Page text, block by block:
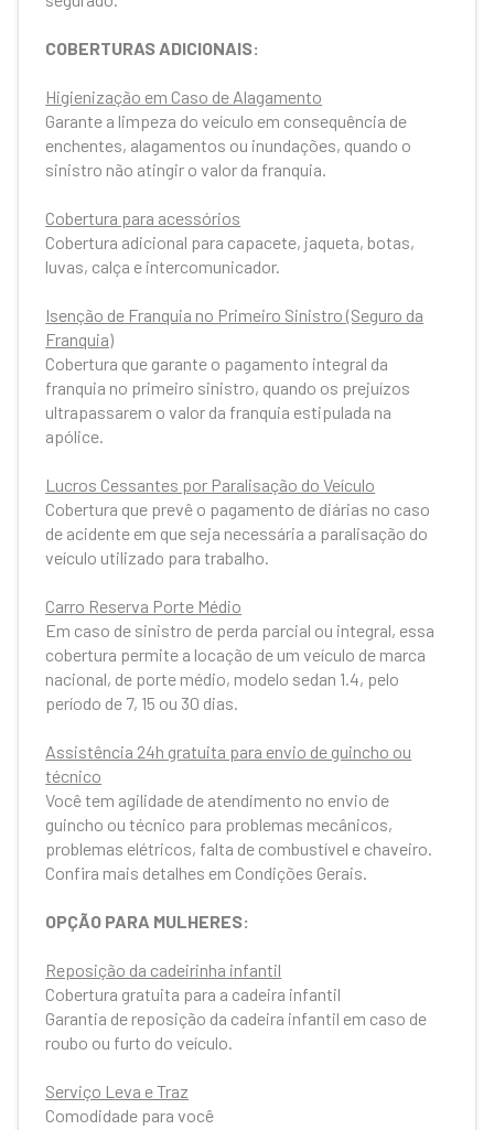
COBERTURAS ADICIONAIS:
Higienização em Caso de Alagamento
Garante a limpeza do veículo em consequência de
enchentes, alagamentos ou inundações, quando o
sinistro não atingir o valor da franquia.
Cobertura para acessórios​
Cobertura adicional para capacete, jaqueta, botas,
luvas, calça e intercomunicador.
Isenção de Franquia no Primeiro Sinistro (Seguro da
Franquia)
Cobertura que garante o pagamento integral da
franquia no primeiro sinistro, quando os prejuízos
ultrapassarem o valor da franquia estipulada na
apólice.
Lucros Cessantes por Paralisação do Veículo
Cobertura que prevê o pagamento de diárias no caso
de acidente em que seja necessária a paralisação do
veículo utilizado para trabalho.
Carro Reserva Porte Médio
Em caso de sinistro de perda parcial ou integral, essa
cobertura permite a locação de um veículo de marca
nacional, de porte médio, modelo sedan 1.4, pelo
período de 7, 15 ou 30 dias.
Assistência 24h gratuita para envio de guincho ou
técnico
Você tem agilidade de atendimento no envio de
guincho ou técnico para problemas mecânicos,
problemas elétricos, falta de combustível e chaveiro.
Confira mais detalhes em Condições Gerais.
OPÇÃO PARA MULHERES:
Reposição da cadeirinha infantil
Cobertura gratuita para a cadeira infantil
Garantia de reposição da cadeira infantil em caso de
roubo ou furto do veículo.
Serviço Leva e Traz
Comodidade para você